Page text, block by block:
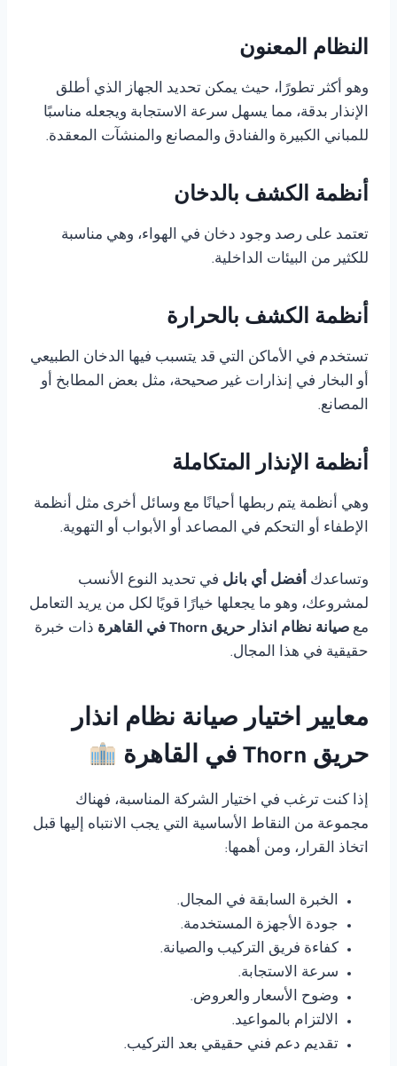
النظام المعنون
وهو أكثر تطورًا، حيث يمكن تحديد الجهاز الذي أطلق
الإنذار بدقة، مما يسهل سرعة الاستجابة ويجعله مناسبًا
للمباني الكبيرة والفنادق والمصانع والمنشآت المعقدة.
أنظمة الكشف بالدخان
تعتمد على رصد وجود دخان في الهواء، وهي مناسبة
للكثير من البيئات الداخلية.
أنظمة الكشف بالحرارة
تستخدم في الأماكن التي قد يتسبب فيها الدخان الطبيعي
أو البخار في إنذارات غير صحيحة، مثل بعض المطابخ أو
المصانع.
أنظمة الإنذار المتكاملة
وهي أنظمة يتم ربطها أحيانًا مع وسائل أخرى مثل أنظمة
الإطفاء أو التحكم في المصاعد أو الأبواب أو التهوية.
وتساعدك أفضل أي بانل في تحديد النوع الأنسب
لمشروعك، وهو ما يجعلها خيارًا قويًا لكل من يريد التعامل
مع صيانة نظام انذار حريق Thorn في القاهرة
ذات خبرة
حقيقية في هذا المجال.
معايير اختيار صيانة نظام انذار
حريق Thorn في القاهرة
إذا كنت ترغب في اختيار الشركة المناسبة، فهناك
مجموعة من النقاط الأساسية التي يجب الانتباه إليها قبل
اتخاذ القرار، ومن أهمها:
الخبرة السابقة في المجال.
جودة الأجهزة المستخدمة.
كفاءة فريق التركيب والصيانة.
سرعة الاستجابة.
وضوح الأسعار والعروض.
الالتزام بالمواعيد.
تقديم دعم فني حقيقي بعد التركيب.